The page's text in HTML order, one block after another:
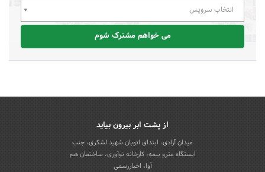
انتخاب سرویس
می خواهم مشترک شوم
از پشت ابر بیرون بیاید
میدان آزادی، ابتدای اتوبان شهید لشکری، جنب
ایستگاه مترو بیمه، کارخانه نوآوری، ساختمان هم
آوا، اخباررسمی